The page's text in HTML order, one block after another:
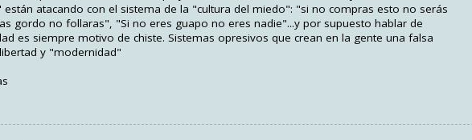
atacando con el sistema de la "cultura del miedo": "si no compras esto no serás
gordo no follaras", "Si no eres guapo no eres nadie"...y por supuesto hablar de
es siempre motivo de chiste. Sistemas opresivos que crean en la gente una falsa
y "modernidad"